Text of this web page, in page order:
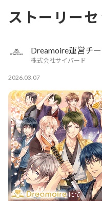
ストーリー
Dreamoire運営チ
株式会社サイバード
2026.03.07